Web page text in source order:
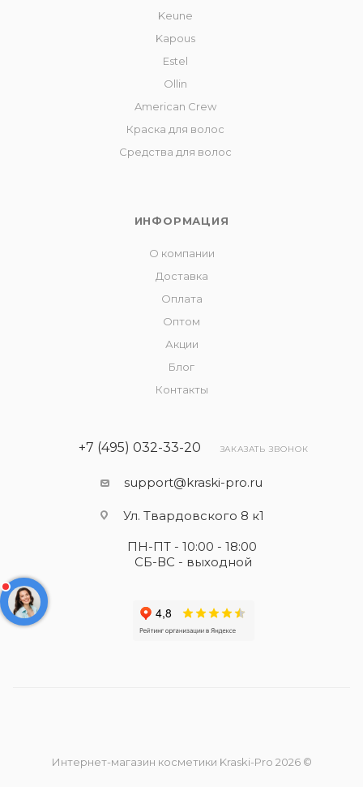
Keune
Kapous
Estel
Ollin
American Crew
Краска для волос
Средства для волос
ИНФОРМАЦИЯ
О компании
Доставка
Оплата
Оптом
Акции
Блог
Контакты
+7 (495) 032-33-20 ЗАКАЗАТЬ ЗВОНОК
support@kraski-pro.ru
Ул. Твардовского 8 к1
ПН-ПТ - 10:00 - 18:00
СБ-ВС - выходной
Интернет-магазин косметики Kraski-Pro 2026 ©